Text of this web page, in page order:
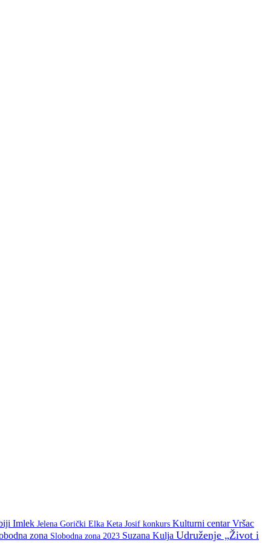
Imlek Jelena Gorički Elka Keta Josif konkurs Kulturni centar Vršac
zona Slobodna zona 2023 Suzana Kulja Udruženje „Život i